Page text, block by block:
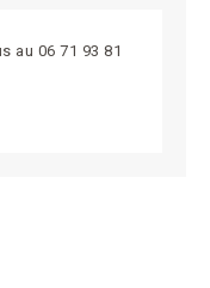
au 06 71 93 81